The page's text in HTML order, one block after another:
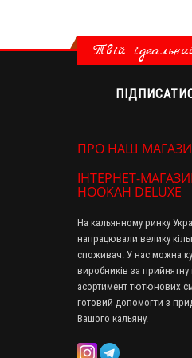
Твій
ПРО НАШ
ІНТЕРНЕТ-
HOOKAH DELUXE
На кальянному ринку
напрацювали велику
споживач. У нас можна
виробників за
асортимент тютюнових
готовий допомогти з
Вашого кальяну.